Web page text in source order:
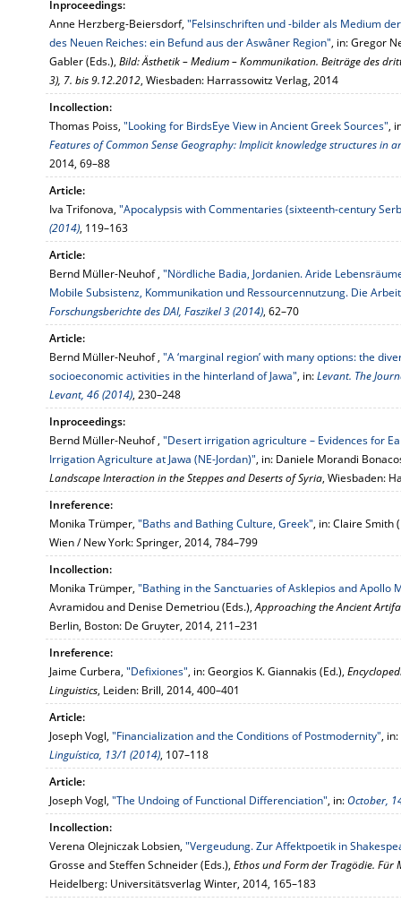
Inproceedings:
Anne Herzberg-Beiersdorf, "Felsinschriften und -bilder als Medium
des Neuen Reiches: ein Befund aus der Aswâner Region", in: Gregor
Gabler (Eds.), Bild: Ästhetik – Medium – Kommunikation. Beiträge des
3), 7. bis 9.12.2012, Wiesbaden: Harrassowitz Verlag, 2014
Incollection:
Thomas Poiss, "Looking for BirdsEye View in Ancient Greek Sources",
Features of Common Sense Geography: Implicit knowledge structures in
2014, 69–88
Article:
Iva Trifonova, "Apocalypsis with Commentaries (sixteenth-century
(2014), 119–163
Article:
Bernd Müller-Neuhof , "Nördliche Badia, Jordanien. Aride
Mobile Subsistenz, Kommunikation und Ressourcennutzung. Die
Forschungsberichte des DAI, Faszikel 3 (2014), 62–70
Article:
Bernd Müller-Neuhof , "A ‘marginal region’ with many options: the
socioeconomic activities in the hinterland of Jawa", in:Levant. The
Levant, 46 (2014), 230–248
Inproceedings:
Bernd Müller-Neuhof , "Desert irrigation agriculture – Evidences for
Irrigation Agriculture at Jawa (NE-Jordan)", in: Daniele Morandi
Landscape Interaction in the Steppes and Deserts of Syria, Wiesbaden:
Inreference:
Monika Trümper, "Baths and Bathing Culture, Greek", in: Claire Smith
Wien / New York: Springer, 2014, 784–799
Incollection:
Monika Trümper, "Bathing in the Sanctuaries of Asklepios and Apollo
Avramidou and Denise Demetriou (Eds.),Approaching the Ancient
Berlin, Boston: De Gruyter, 2014, 211–231
Inreference:
Jaime Curbera, "Defixiones", in: Georgios K. Giannakis (Ed.),
Linguistics, Leiden: Brill, 2014, 400–401
Article:
Joseph Vogl, "Financialization and the Conditions of Postmodernity", in:
Linguística, 13/1 (2014), 107–118
Article:
Joseph Vogl, "The Undoing of Functional Differenciation", in:October,
Incollection:
Verena Olejniczak Lobsien, "Vergeudung. Zur Affektpoetik in
Grosse and Steffen Schneider (Eds.), Ethos und Form der Tragödie.
Heidelberg: Universitätsverlag Winter, 2014, 165–183